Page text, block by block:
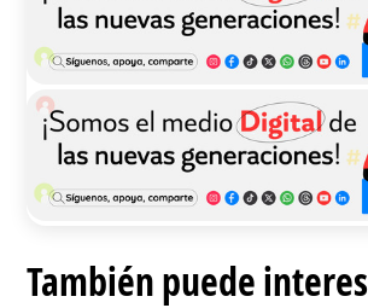
También puede